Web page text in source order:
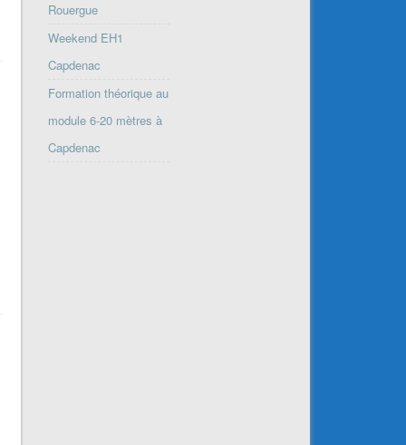
Rouergue
Weekend EH1
Capdenac
Formation théorique au
module 6-20 mètres à
Capdenac